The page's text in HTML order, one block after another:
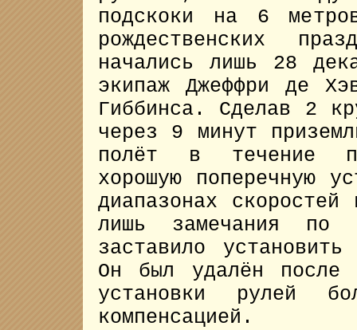
подскоки на 6
рождественских
начались лишь 28
экипаж Джеффри де
Гиббинса. Сделав 2
через 9 минут
полёт в течение
хорошую поперечную
диапазонах
лишь замечания по
заставило
Он был удалён после
установки рулей
компенсацией.